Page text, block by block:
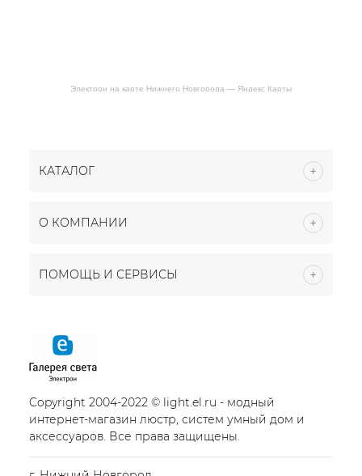
Электрон на карте Нижнего Новгорода — Яндекс Карты
КАТАЛОГ
О КОМПАНИИ
ПОМОЩЬ И СЕРВИСЫ
Copyright 2004-2022 © light.el.ru - модный
интернет-магазин люстр, систем умный дом и
аксессуаров. Все права защищены.